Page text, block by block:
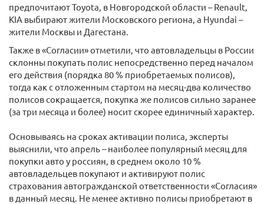
предпочитают Toyota, в Новгородской области – Renault,
KIA выбирают жители Московского региона, а Hyundai –
жители Москвы и Дагестана.
Также в «Согласии» отметили, что автовладельцы в России
склонны покупать полис непосредственно перед началом
его действия (порядка 80 % приобретаемых полисов),
тогда как с отложенным стартом на месяц-два количество
полисов сокращается, покупка же полисов сильно заранее
(за три месяца и более) носит скорее единичный характер.
Основываясь на сроках активации полиса, эксперты
выяснили, что апрель – наиболее популярный месяц для
покупки авто у россиян, в среднем около 10 %
автовладельцев покупают и активируют полис
страхования автогражданской ответственности «Согласия»
в данный месяц. Не менее активно полисы приобретают в